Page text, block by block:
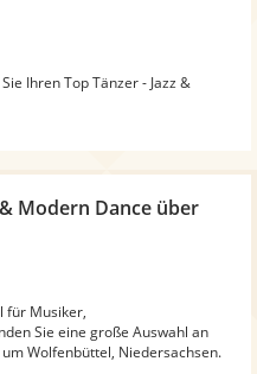
Ihren Top Tänzer - Jazz &
Modern Dance über
für Musiker,
Sie eine große Auswahl an
Wolfenbüttel, Niedersachsen.